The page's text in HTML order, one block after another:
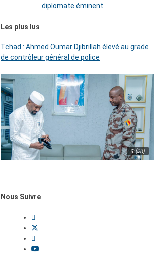
diplomate éminent
Les plus lus
Tchad : Ahmed Oumar Djibrillah élevé au grade
de contrôleur général de police
© (DR)
Nous Suivre